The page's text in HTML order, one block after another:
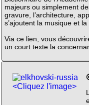
majeurs ou simplement
gravure, l’architecture,
s’ajoutent la musique et la
Via ce lien, vous
un court texte la
<Cliquez l'image>